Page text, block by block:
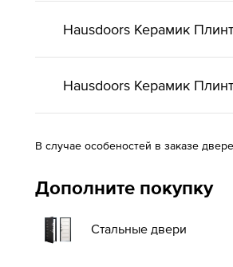
Hausdoors Керамик
Hausdoors Керамик
В случае особеностей в заказе
Дополните покупку
Стальные двери